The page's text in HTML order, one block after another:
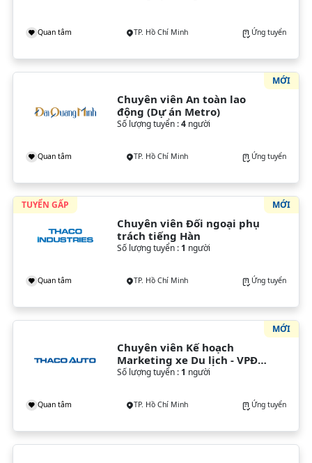
Quan tâm TP. Hồ Chí Minh Ứng tuyển
Chuyên viên An toàn lao
động (Dự án Metro)
Số lượng tuyển :4người
Quan tâm TP. Hồ Chí Minh Ứng tuyển
MỚI
Chuyên viên Đối ngoại phụ
trách tiếng Hàn
Số lượng tuyển : 1 người
Quan tâm TP. Hồ Chí Minh Ứng tuyển
MỚI
TUYỂN GẤP
Chuyên viên Kế hoạch
Marketing xe Du lịch - VPĐH
(TP. HCM)
Số lượng tuyển : 1 người
Quan tâm TP. Hồ Chí Minh Ứng tuyển
MỚI